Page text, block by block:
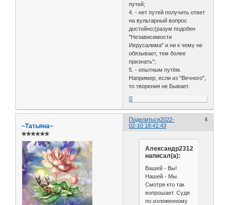
путей;
4. - нет путей получить ответ
на вульгарный вопрос
достойно;(разум подобен
"Независимости
Иерусалима" и ни к чему не
обязывает, тем более
признать";
5. - опытным путём.
Например, если из "Вечного",
то творения не Бывает.
0
Поделиться 4
2022-
02-10 18:41:43
~Татьяна~
✯✯✯✯✯✯
Александр2312
написал(а):
Вашей - Вы!
Нашей - Мы.
Смотря кто так
вопрошает. Судя
по изложенному